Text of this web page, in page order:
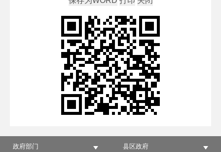
政府部门 县区政府